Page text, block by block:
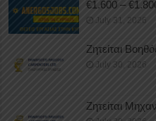
€1.600 –
July 31, 2026
Ζητείται
July 30, 2026
Ζητείται